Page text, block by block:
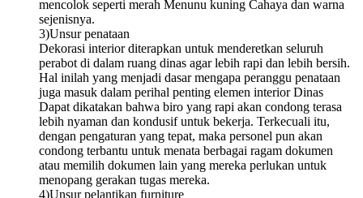
mencolok seperti merah Menunu kuning Cahaya dan warna
sejenisnya.
3)Unsur penataan
Dekorasi interior diterapkan untuk menderetkan seluruh
perabot di dalam ruang dinas agar lebih rapi dan lebih bersih.
Hal inilah yang menjadi dasar mengapa peranggu penataan
juga masuk dalam perihal penting elemen interior Dinas
Dapat dikatakan bahwa biro yang rapi akan condong terasa
lebih nyaman dan kondusif untuk bekerja. Terkecuali itu,
dengan pengaturan yang tepat, maka personel pun akan
condong terbantu untuk menata berbagai ragam dokumen
atau memilih dokumen lain yang mereka perlukan untuk
menopang gerakan tugas mereka.
4)Unsur pelantikan furniture